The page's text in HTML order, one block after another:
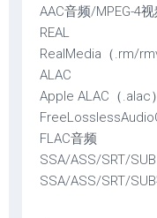
AAC音频/MPEG-4视
REAL
RealMedia（.rm/
ALAC
Apple ALAC（.alac
FLAC音频
SSA/ASS/SRT/SUB
SSA/ASS/SRT/